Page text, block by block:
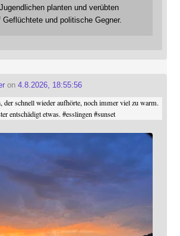
planten und verübten
und politische Gegner.
on 4.8.2026, 18:55:56
der schnell wieder aufhörte, noch immer viel zu warm.
entschädigt etwas. #esslingen #sunset